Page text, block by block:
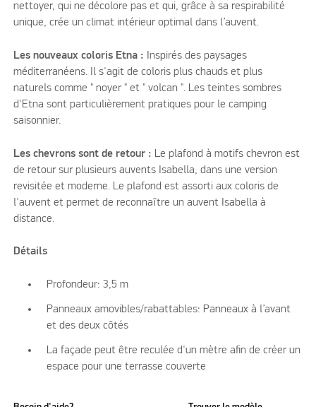
nettoyer, qui ne décolore pas et qui, grâce à sa respirabilité
unique, crée un climat intérieur optimal dans l’auvent.
Les nouveaux coloris Etna : Inspirés des paysages
méditerranéens. Il s'agit de coloris plus chauds et plus
naturels comme " noyer " et " volcan ". Les teintes sombres
d'Etna sont particulièrement pratiques pour le camping
saisonnier.
Les chevrons sont de retour : Le plafond à motifs chevron est
de retour sur plusieurs auvents Isabella, dans une version
revisitée et moderne. Le plafond est assorti aux coloris de
l'auvent et permet de reconnaître un auvent Isabella à
distance.
Détails
Profondeur: 3,5 m
Panneaux amovibles/rabattables: Panneaux à l’avant
et des deux côtés
La façade peut être reculée d'un mètre afin de créer un
espace pour une terrasse couverte